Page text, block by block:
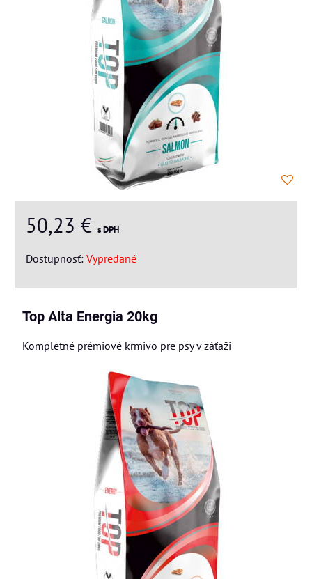
50,23 € s DPH
Dostupnosť: Vypredané
Top Alta Energia 20kg
Kompletné prémiové krmivo pre psy v záťaži